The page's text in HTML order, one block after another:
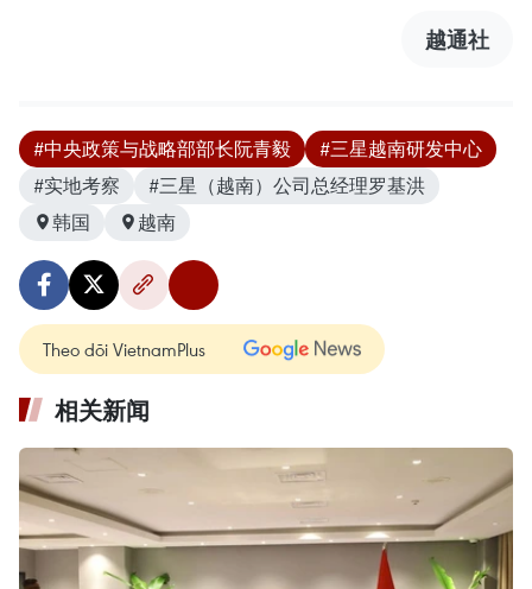
越通社
#中央政策与战略部部长阮青毅
#三星越南研发中心
#实地考察
#三星（越南）公司总经理罗基洪
韩国
越南
Theo dõi VietnamPlus
相关新闻